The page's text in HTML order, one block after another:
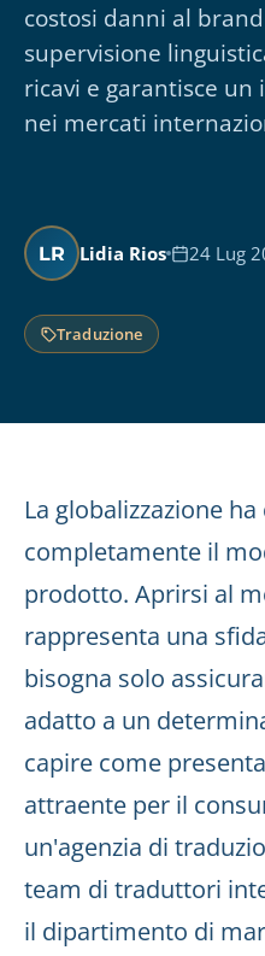
costosi danni al
supervisione
ricavi e garantisce un
nei mercati
LR Lidia Rios 24 Lug
Traduzione
La globalizzazione
completamente il
prodotto. Aprirsi al
rappresenta una
bisogna solo
adatto a un
capire come
attraente per il
un'agenzia di
team di traduttori
il dipartimento di